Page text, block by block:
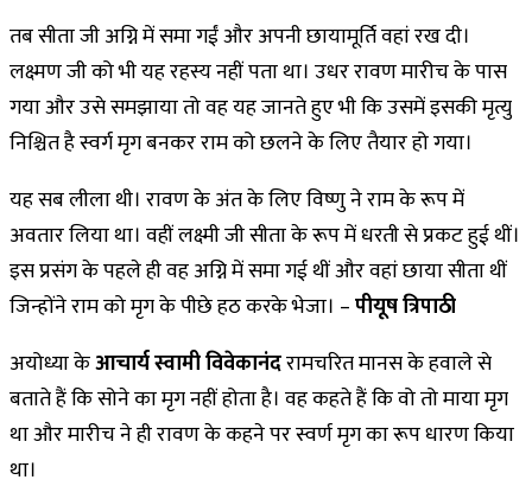
तब सीता जी अग्नि में समा गईं और अपनी छायामूर्ति वहां रख दी।
लक्ष्मण जी को भी यह रहस्य नहीं पता था। उधर रावण मारीच के पास
गया और उसे समझाया तो वह यह जानते हुए भी कि उसमें इसकी मृत्यु
निश्चित है स्वर्ग मृग बनकर राम को छलने के लिए तैयार हो गया।
यह सब लीला थी। रावण के अंत के लिए विष्णु ने राम के रूप में
अवतार लिया था। वहीं लक्ष्मी जी सीता के रूप में धरती से प्रकट हुई थीं।
इस प्रसंग के पहले ही वह अग्नि में समा गई थीं और वहां छाया सीता थीं
जिन्होंने राम को मृग के पीछे हठ करके भेजा। –पीयूष त्रिपाठी
अयोध्या केआचार्य स्वामी विवेकानंदरामचरित मानस के हवाले से
बताते हैं कि सोने का मृग नहीं होता है। वह कहते हैं कि वो तो माया मृग
था और मारीच ने ही रावण के कहने पर स्वर्ण मृग का रूप धारण किया
था।